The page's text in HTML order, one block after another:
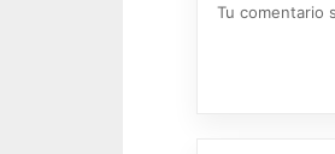
Tu comentario